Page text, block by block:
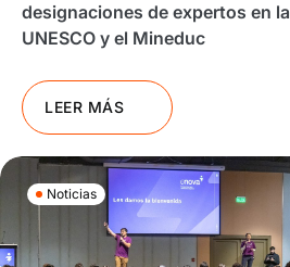
designaciones de expertos en la
UNESCO y el Mineduc
LEER MÁS
Noticias